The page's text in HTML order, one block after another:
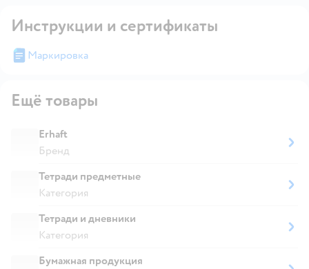
Инструкции и сертификаты
Маркировка
Ещё товары
Erhaft
Бренд
Тетради предметные
Категория
Тетради и дневники
Категория
Бумажная продукция